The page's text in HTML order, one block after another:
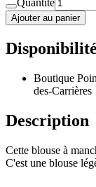
Ajouter au panier
Boutique
des-Carrières
Description
Cette blouse à
C'est une blouse